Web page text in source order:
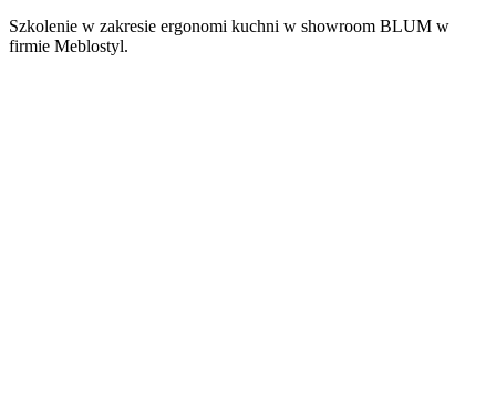
Szkolenie w zakresie ergonomi kuchni w showroom BLUM w
firmie Meblostyl.